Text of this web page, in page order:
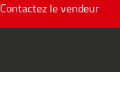
Contactez le vendeur